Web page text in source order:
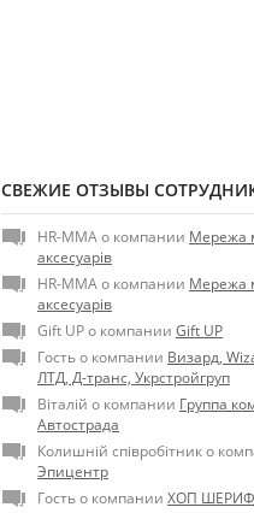
СВЕЖИЕ ОТЗЫВЫ
HR-MMA о компании Мережа
аксесуарів
HR-MMA о компании Мережа
аксесуарів
Gift UP о компании Gift UP
Гость о компании Визард,
ЛТД, Д-транс, Укрстройгруп
Віталій о компании Группа
Автострада
Колишній співробітник о
Эпицентр
Гость о компании ХОП ШЕРИФ